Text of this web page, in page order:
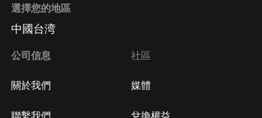
選擇您的地區
中國台湾
公司信息
關於我們
聯繫我們
社區
媒體
兌換權益